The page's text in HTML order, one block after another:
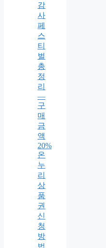
감
사
페
스
티
벌
총
정
리
—
구
매
금
액
20%
온
누
리
상
품
권
신
청
방
법